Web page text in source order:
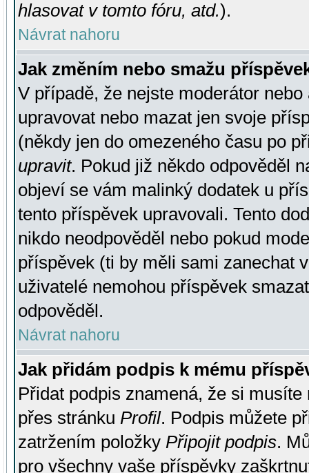
hlasovat v tomto fóru, atd.).
Návrat nahoru
Jak změním nebo smažu
V případě, že nejste moderátor
upravovat nebo mazat jen svoje
(někdy jen do omezeného času po
upravit. Pokud již někdo odpověděl
objeví se vám malinký dodatek u
tento příspěvek upravovali. Tento
nikdo neodpověděl nebo pokud
příspěvek (ti by měli sami zanechat
uživatelé nemohou příspěvek
odpověděl.
Návrat nahoru
Jak přidám podpis k mému
Přidat podpis znamená, že si
přes stránku Profil. Podpis můžete
zatržením položky Připojit podpis.
pro všechny vaše příspěvky